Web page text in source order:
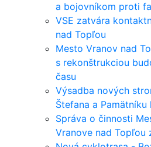
a bojovníkom proti
VSE zatvára
nad Topľou
Mesto Vranov nad
s rekonštrukciou
času
Výsadba nových
Štefana a Pamätníku
Správa o činnosti
Vranove nad Topľou